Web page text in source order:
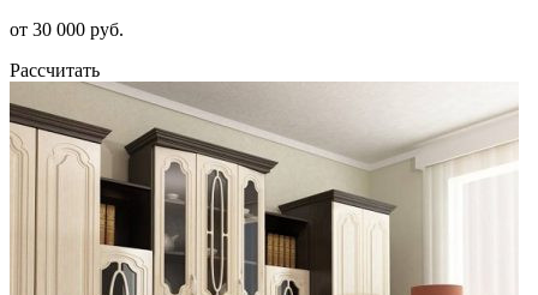
от 30 000 руб.
Рассчитать